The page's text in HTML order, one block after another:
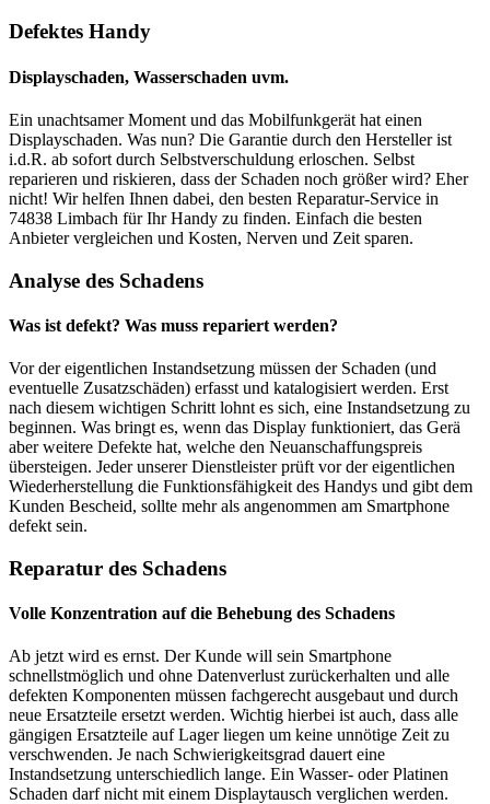
Defektes Handy
Displayschaden, Wasserschaden uvm.
Ein unachtsamer Moment und das Mobilfunkgerät hat einen
Displayschaden. Was nun? Die Garantie durch den Hersteller ist
i.d.R. ab sofort durch Selbstverschuldung erloschen. Selbst
reparieren und riskieren, dass der Schaden noch größer wird? Eher
nicht! Wir helfen Ihnen dabei, den besten Reparatur-Service in
74838 Limbach für Ihr Handy zu finden. Einfach die besten
Anbieter vergleichen und Kosten, Nerven und Zeit sparen.
Analyse des Schadens
Was ist defekt? Was muss repariert werden?
Vor der eigentlichen Instandsetzung müssen der Schaden (und
eventuelle Zusatzschäden) erfasst und katalogisiert werden. Erst
nach diesem wichtigen Schritt lohnt es sich, eine Instandsetzung zu
beginnen. Was bringt es, wenn das Display funktioniert, das Gerä
aber weitere Defekte hat, welche den Neuanschaffungspreis
übersteigen. Jeder unserer Dienstleister prüft vor der eigentlichen
Wiederherstellung die Funktionsfähigkeit des Handys und gibt dem
Kunden Bescheid, sollte mehr als angenommen am Smartphone
defekt sein.
Reparatur des Schadens
Volle Konzentration auf die Behebung des Schadens
Ab jetzt wird es ernst. Der Kunde will sein Smartphone
schnellstmöglich und ohne Datenverlust zurückerhalten und alle
defekten Komponenten müssen fachgerecht ausgebaut und durch
neue Ersatzteile ersetzt werden. Wichtig hierbei ist auch, dass alle
gängigen Ersatzteile auf Lager liegen um keine unnötige Zeit zu
verschwenden. Je nach Schwierigkeitsgrad dauert eine
Instandsetzung unterschiedlich lange. Ein Wasser- oder Platinen
Schaden darf nicht mit einem Displaytausch verglichen werden.